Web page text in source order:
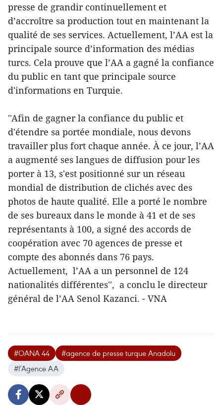
presse de grandir continuellement et
d’accroître sa production tout en maintenant la
qualité de ses services. Actuellement, l’AA est la
principale source d’information des médias
turcs. Cela prouve que l’AA a gagné la confiance
du public en tant que principale source
d'informations en Turquie.
''Afin de gagner la confiance du public et
d'étendre sa portée mondiale, nous devons
travailler plus fort chaque année. À ce jour, l’AA
a augmenté ses langues de diffusion pour les
porter à 13, s'est positionné sur un réseau
mondial de distribution de clichés avec des
photos de haute qualité. Elle a porté le nombre
de ses bureaux dans le monde à 41 et de ses
représentants à 100, a signé des accords de
coopération avec 70 agences de presse et
compte des abonnés dans 76 pays.
Actuellement, l’AA a un personnel de 124
nationalités différentes'', a conclu le directeur
général de l’AA Senol Kazanci. - VNA
#OANA 44
#agence de presse turque Anadolu
#l’Agence AA